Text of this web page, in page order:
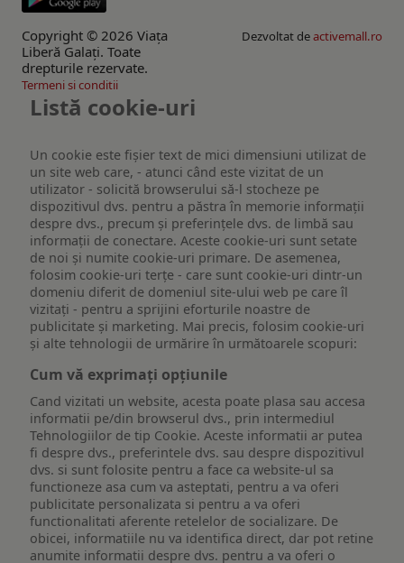
Copyright © 2026 Viaţa
Liberă Galaţi. Toate
drepturile rezervate.
Dezvoltat deactivemall.ro
Termeni si conditii
Listă cookie-uri
Un cookie este fişier text de mici dimensiuni utilizat de
un site web care, - atunci când este vizitat de un
utilizator - solicită browserului să-l stocheze pe
dispozitivul dvs. pentru a păstra în memorie informații
despre dvs., precum și preferințele dvs. de limbă sau
informații de conectare. Aceste cookie-uri sunt setate
de noi și numite cookie-uri primare. De asemenea,
folosim cookie-uri terțe - care sunt cookie-uri dintr-un
domeniu diferit de domeniul site-ului web pe care îl
vizitați - pentru a sprijini eforturile noastre de
publicitate și marketing. Mai precis, folosim cookie-uri
și alte tehnologii de urmărire în următoarele scopuri:
Cum vă exprimați opțiunile
Cand vizitati un website, acesta poate plasa sau accesa
informatii pe/din browserul dvs., prin intermediul
Tehnologiilor de tip Cookie. Aceste informatii ar putea
fi despre dvs., preferintele dvs. sau despre dispozitivul
dvs. si sunt folosite pentru a face ca website-ul sa
functioneze asa cum va asteptati, pentru a va oferi
publicitate personalizata si pentru a va oferi
functionalitati aferente retelelor de socializare. De
obicei, informatiile nu va identifica direct, dar pot retine
anumite informatii despre dvs. pentru a va oferi o